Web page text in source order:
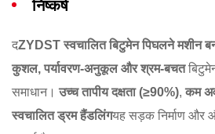
निष्कर्ष
दZYDST स्वचालित बिटुमेन पिघलने मशीन
कुशल, पर्यावरण-अनुकूल और श्रम-बचत
समाधान। ​उच्च तापीय दक्षता (≥90%)​, ​कम
स्वचालित ड्रम हैंडलिंगयह सड़क निर्माण और